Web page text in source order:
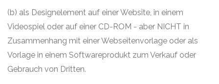
(b) als Designelement auf einer Website, in einem
Videospiel oder auf einer CD-ROM - aber NICHT in
Zusammenhang mit einer Webseitenvorlage oder als
Vorlage in einem Softwareprodukt zum Verkauf oder
Gebrauch von Dritten.